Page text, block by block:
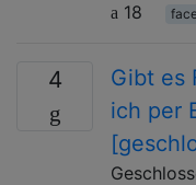
18
4
Gibt es
ich per